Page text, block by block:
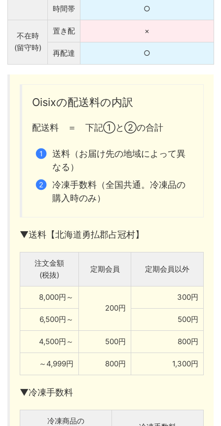
時間帯 ○
不在時
(留守時)
置き配 ×
再配達 ○
Oisixの配送料の内訳
配送料 ＝ 下記①と②の合計
送料（お届け先の地域によって異
なる）
冷凍手数料（全国共通。冷凍品の
購入時のみ）
▼送料【北海道勇払郡占冠村】
注文金額
(税抜)
定期会員 定期会員以外
8,000円～
200円
300円
6,500円～ 500円
4,500円～ 500円 800円
～4,999円 800円 1,300円
▼冷凍手数料
冷凍商品の